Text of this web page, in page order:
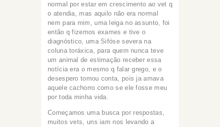
normal por estar em crescimento ao vet q
o atendia, mas aquilo não era normal
nem para mim, uma leiga no assunto, foi
então q fizemos exames e tive o
diagnóstico, uma Sifóse severa na
coluna toráxica, para quem nunca teve
um animal de estimação receber essa
notícia era o mesmo q falar grego, e o
desespero tomou conta, pois ja amava
aquele cachorro como se ele fosse meu
por toda minha vida.
Começamos uma busca por respostas,
muitos vets, uns iam nos levando a